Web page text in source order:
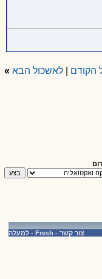
הקודם |לאשכול הבא »
צור קשר -
Fresh
- למעלה